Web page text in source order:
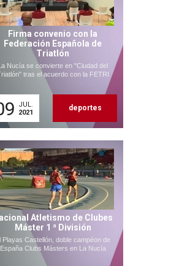
Firma convenio con la
Federación Española de
Triatlón
Nucía se convierte en "Ciudad del
tras el acuerdo con la FETRI
JUL.
2021
deportes
Atletismo de Clubes
Máster 1 ª División
Playas Castellón, doble campéon de
España Clubs Másters en La Nucía